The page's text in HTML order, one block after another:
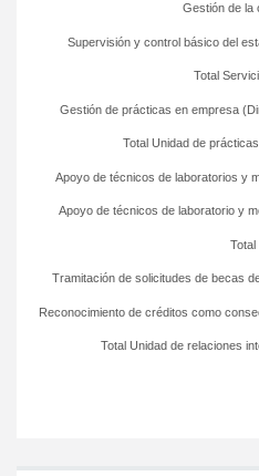
Total Unidad de relaciones
Reconocimiento de créditos como
Tramitación de solicitudes de becas
Total
Apoyo de técnicos de laboratorio y
Apoyo de técnicos de laboratorios y
Total Unidad de
Gestión de prácticas en empresa
Total
Supervisión y control básico del
Gestión de la